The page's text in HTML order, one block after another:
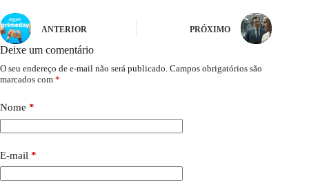
ANTERIOR PRÓXIMO
Deixe um comentário
O seu endereço de e-mail não será publicado. Campos obrigatórios são
marcados com *
Nome *
E-mail *